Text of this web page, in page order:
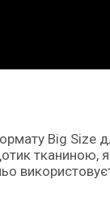
Big Size
тканиною,